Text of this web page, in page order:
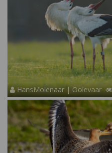
HansMolenaar | Ooievaar